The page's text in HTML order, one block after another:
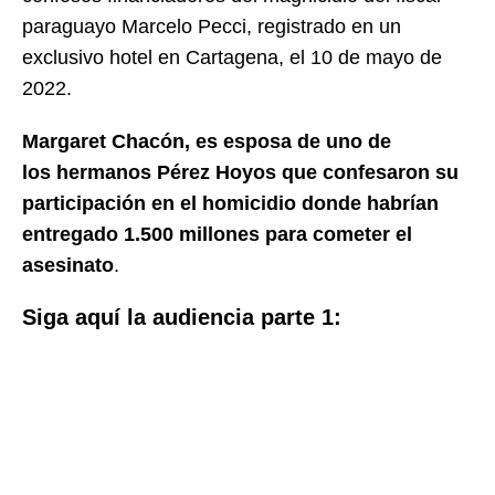
paraguayo Marcelo Pecci, registrado en un
exclusivo hotel en Cartagena, el 10 de mayo de
2022.
Margaret Chacón, es esposa de uno de
los hermanos Pérez Hoyos que confesaron su
participación en el homicidio donde habrían
entregado 1.500 millones para cometer el
asesinato.
Siga aquí la audiencia parte 1: